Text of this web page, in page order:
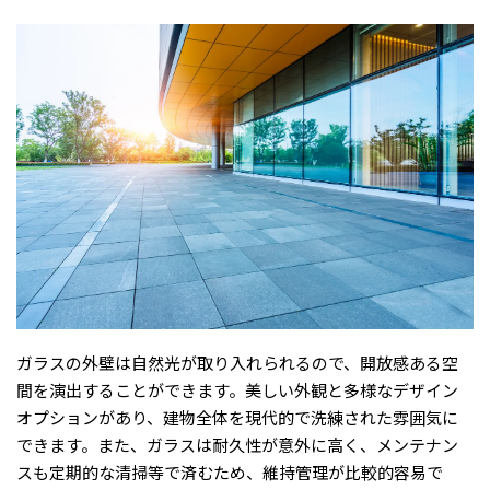
ガラスの外壁は自然光が取り入れられるので、開放感ある空
間を演出することができます。美しい外観と多様なデザイン
オプションがあり、建物全体を現代的で洗練された雰囲気に
できます。また、ガラスは耐久性が意外に高く、メンテナン
スも定期的な清掃等で済むため、維持管理が比較的容易で